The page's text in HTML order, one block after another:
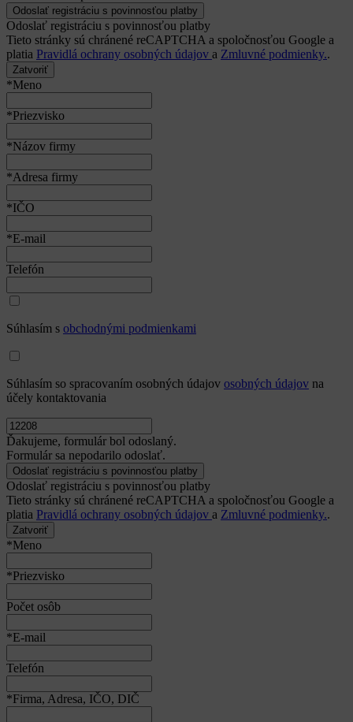
Odoslať registráciu s povinnosťou platby
Tieto stránky sú chránené reCAPTCHA a spoločnosťou Google a
platia Pravidlá ochrany osobných údajov a Zmluvné podmienky..
Zatvoriť
*Meno
*Priezvisko
*Názov firmy
*Adresa firmy
*IČO
*E-mail
Telefón
Súhlasím s obchodnými podmienkami
Súhlasím so spracovaním osobných údajov osobných údajov na
účely kontaktovania
Ďakujeme, formulár bol odoslaný.
Formulár sa nepodarilo odoslať.
Odoslať registráciu s povinnosťou platby
Tieto stránky sú chránené reCAPTCHA a spoločnosťou Google a
platia Pravidlá ochrany osobných údajov a Zmluvné podmienky..
Zatvoriť
*Meno
*Priezvisko
Počet osôb
*E-mail
Telefón
*Firma, Adresa, IČO, DIČ